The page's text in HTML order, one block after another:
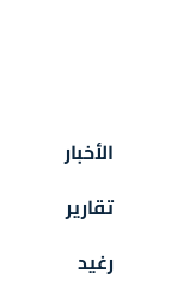
الأخبار
تقارير
رغيد